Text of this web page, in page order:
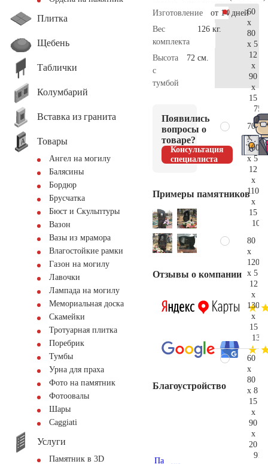
Плитка
Щебень
Таблички
Колумбарий
Вставка из гранита
Товары
Ангел на могилу
Балясины
Бордюр
Брусчатка
Бюст и Скульптуры
Вазон
Вазы из мрамора
Влагостойкие рамки
Газон на могилу
Лавочки
Лампада на могилу
Мемориальная доска
Скамейки
Тротуарная плитка
Поребрик
Тумбы
Урна для праха
Фото на памятник
Фотоовалы
Шары
Сaggiati
Услуги
Памятник в 3D
Изготовление
от 14 дней
Вес
комплекта
126 кг.
Высота
с
тумбой
72 см.
Появились
вопросы о
товаре?
Консультация
специалиста
Примеры памятников
Отзывы о компании
Благоустройство
60
x
80
x 5
12
x
90
x
15
70
x
100
x 5
12
x
110
x
15
80
x
120
x 5
12
x
130
x
15
60
x
80
x 8
15
x
90
x
20